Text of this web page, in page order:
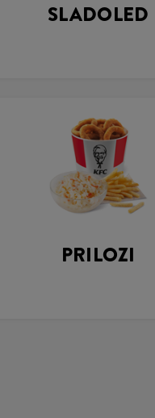
SLADOLED
PRILOZI